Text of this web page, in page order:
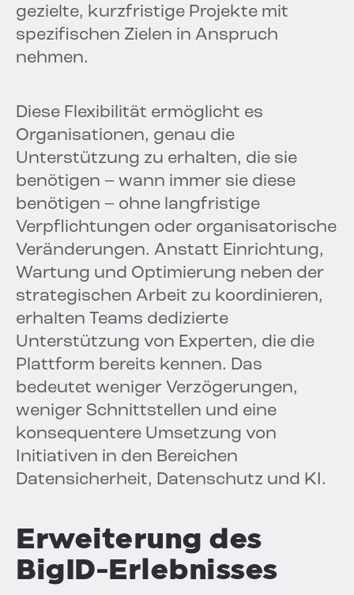
gezielte, kurzfristige Projekte mit
spezifischen Zielen in Anspruch
nehmen.
Diese Flexibilität ermöglicht es
Organisationen, genau die
Unterstützung zu erhalten, die sie
benötigen – wann immer sie diese
benötigen – ohne langfristige
Verpflichtungen oder organisatorische
Veränderungen. Anstatt Einrichtung,
Wartung und Optimierung neben der
strategischen Arbeit zu koordinieren,
erhalten Teams dedizierte
Unterstützung von Experten, die die
Plattform bereits kennen. Das
bedeutet weniger Verzögerungen,
weniger Schnittstellen und eine
konsequentere Umsetzung von
Initiativen in den Bereichen
Datensicherheit, Datenschutz und KI.
Erweiterung des
BigID-Erlebnisses